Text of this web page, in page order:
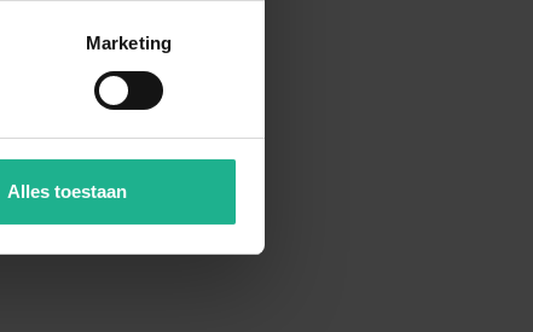
Marketing
Alles toestaan